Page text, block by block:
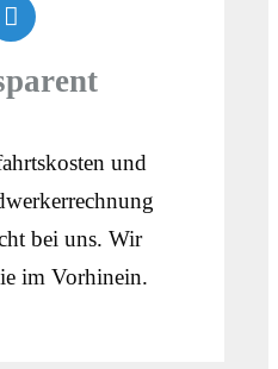
und
bei uns. Wir
im Vorhinein.